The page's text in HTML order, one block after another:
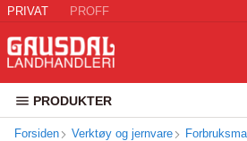
PRIVAT PROFF
PRODUKTER
Forsiden Verktøy og jernvare